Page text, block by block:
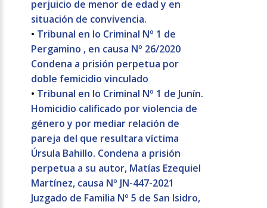
perjuicio de menor de edad y en
situación de convivencia.
• Tribunal en lo Criminal Nº 1 de
Pergamino , en causa Nº 26/2020
Condena a prisión perpetua por
doble femicidio vinculado
• Tribunal en lo Criminal Nº 1 de Junín.
Homicidio calificado por violencia de
género y por mediar relación de
pareja del que resultara víctima
Úrsula Bahillo. Condena a prisión
perpetua a su autor, Matías Ezequiel
Martínez, causa Nº JN-447-2021
Juzgado de Familia Nº 5 de San Isidro,